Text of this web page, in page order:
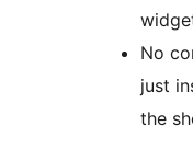
No
just
the